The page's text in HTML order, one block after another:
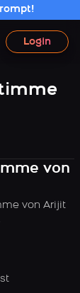
Login
von
von Arijit